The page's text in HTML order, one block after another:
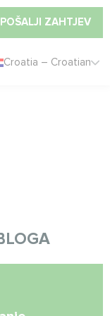
POŠALJI ZAHTJEV
Croatia – Croatian